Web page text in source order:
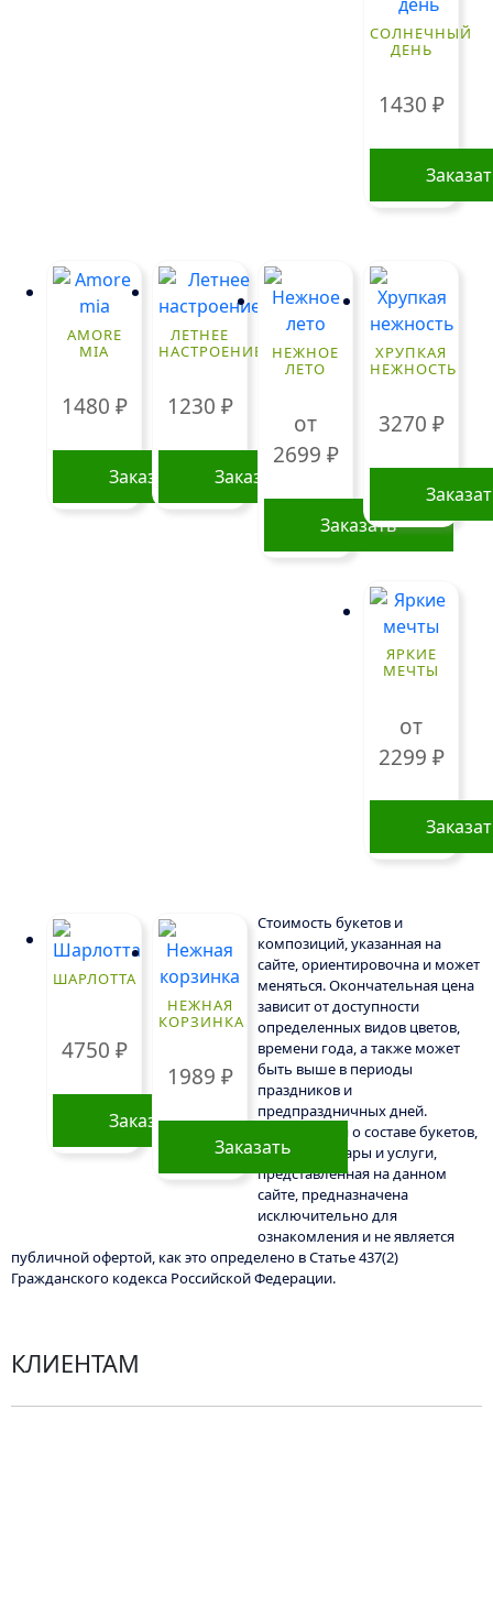
СОЛНЕЧНЫЙ
ДЕНЬ
1430 ₽
AMORE
MIA
1480 ₽
Заказать
ЛЕТНЕЕ
НАСТРОЕНИЕ
1230 ₽
Заказать
НЕЖНОЕ
ЛЕТО
от
2699 ₽
Заказать
имеет
вариаций.
странице
ХРУПКАЯ
НЕЖНОСТЬ
3270 ₽
ЯРКИЕ
МЕЧТЫ
от
2299 ₽
Опции
можно
выбрать
на
странице
товара.
ШАРЛОТТА
4750 ₽
Заказать
НЕЖНАЯ
КОРЗИНКА
1989 ₽
Заказать
Стоимость букетов и
композиций, указанная на
сайте, ориентировочна и может
меняться. Окончательная цена
зависит от доступности
определенных видов цветов,
времени года, а также может
быть выше в периоды
праздников и
предпраздничных дней.
Информация о составе букетов,
ценах на товары и услуги,
представленная на данном
сайте, предназначена
исключительно для
ознакомления и не является
публичной офертой, как это определено в Статье 437(2)
Гражданского кодекса Российской Федерации.
КЛИЕНТАМ